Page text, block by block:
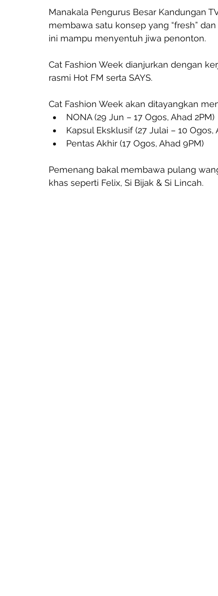
Manakala Pengurus Besar Kandungan
membawa satu konsep yang “fresh”
ini mampu menyentuh jiwa penonton.
Cat Fashion Week dianjurkan dengan
rasmi Hot FM serta SAYS.
Cat Fashion Week akan ditayangkan
NONA (29 Jun – 17 Ogos, Ahad 2PM)
Kapsul Eksklusif (27 Julai – 10 Ogos,
Pentas Akhir (17 Ogos, Ahad 9PM)
Pemenang bakal membawa pulang
khas seperti Felix, Si Bijak & Si Lincah.